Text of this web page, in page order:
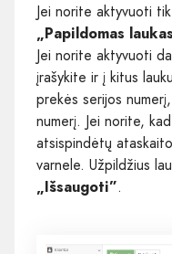
Jei norite aktyvuoti
„Papildomas
Jei norite aktyvuoti
įrašykite ir į kitus
prekės serijos
numerį. Jei norite,
atsispindėtų
varnele. Užpildžius
„Išsaugoti”.